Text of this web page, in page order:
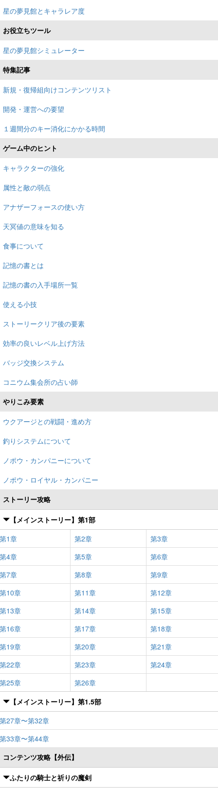
星の夢見館とキャラレア度
お役立ちツール
星の夢見館シミュレーター
特集記事
新規・復帰組向けコンテンツリスト
開発・運営への要望
１週間分のキー消化にかかる時間
ゲーム中のヒント
キャラクターの強化
属性と敵の弱点
アナザーフォースの使い方
天冥値の意味を知る
食事について
記憶の書とは
記憶の書の入手場所一覧
使える小技
ストーリークリア後の要素
効率の良いレベル上げ方法
バッジ交換システム
コニウム集会所の占い師
やりこみ要素
ウクアージとの戦闘・進め方
釣りシステムについて
ノポウ・カンパニーについて
ノポウ・ロイヤル・カンパニー
ストーリー攻略
【メインストーリー】第1部
第1章
第2章
第3章
第4章
第5章
第6章
第7章
第8章
第9章
第10章
第11章
第12章
第13章
第14章
第15章
第16章
第17章
第18章
第19章
第20章
第21章
第22章
第23章
第24章
第25章
第26章
【メインストーリー】第1.5部
第27章〜第32章
第33章〜第44章
コンテンツ攻略【外伝】
ふたりの騎士と祈りの魔剣